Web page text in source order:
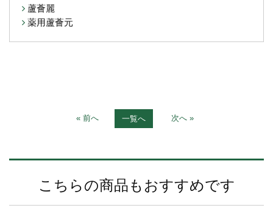
蘆薈麗
薬用蘆薈元
« 前へ 一覧へ 次へ »
こちらの商品もおすすめです